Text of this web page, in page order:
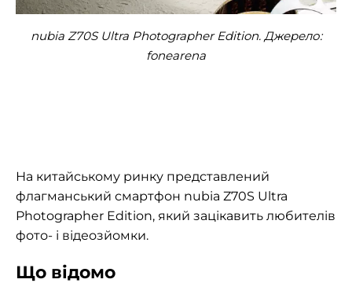
nubia Z70S Ultra Photographer Edition. Джерело:
fonearena
На китайському ринку представлений
флагманський смартфон nubia Z70S Ultra
Photographer Edition, який зацікавить любителів
фото- і відеозйомки.
Що відомо